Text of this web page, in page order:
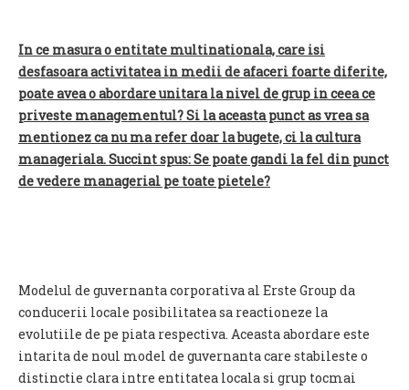
In ce masura o entitate multinationala, care isi
desfasoara activitatea in medii de afaceri foarte diferite,
poate avea o abordare unitara la nivel de grup in ceea ce
priveste managementul? Si la aceasta punct as vrea sa
mentionez ca nu ma refer doar la bugete, ci la cultura
manageriala. Succint spus: Se poate gandi la fel din punct
de vedere managerial pe toate pietele?
Modelul de guvernanta corporativa al Erste Group da
conducerii locale posibilitatea sa reactioneze la
evolutiile de pe piata respectiva. Aceasta abordare este
intarita de noul model de guvernanta care stabileste o
distinctie clara intre entitatea locala si grup tocmai